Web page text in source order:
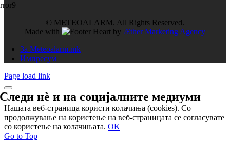
© METEOALARM. All Rights Reserved.
Made with
by Æther Marketing Agency
За Meteoalarm.mk
Импресум
Page load link
Следи нѐ и насоцијалните медиуми
Нашата веб-страница користи колачиња (cookies). Со
продолжување на користење на веб-страницата се согласувате
со користење на колачињата. OK
Go to Top